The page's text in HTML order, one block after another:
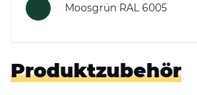
Moosgrün RAL 6005
Produktzubehör